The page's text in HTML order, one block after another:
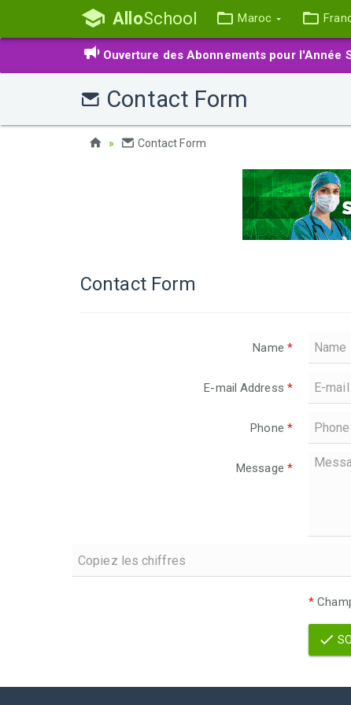
AlloSchool Maroc
Ouverture des Abonnements pour l'Année
Contact Form
Contact Form
Contact Form
Name *
E-mail Address *
Phone *
Message *
*